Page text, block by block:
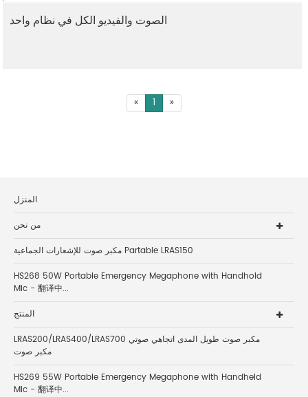
الصوت والفيديو الكل في نظام واحد
« 1 »
المنزل
من نحن
مكبر صوت للإشعارات الجماعية Partable LRAS150
HS268 50W Portable Emergency Megaphone with Handhold
Mic - 翻译中...
المنتج
LRAS200/LRAS400/LRAS700 مكبر صوت طويل المدى اتجاهي صوتي
مكبر صوت
HS269 55W Portable Emergency Megaphone with Handheld
Mic - 翻译中...